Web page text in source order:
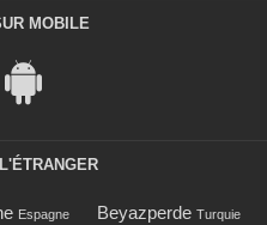
MOBILE
Espagne Beyazperde Turquie